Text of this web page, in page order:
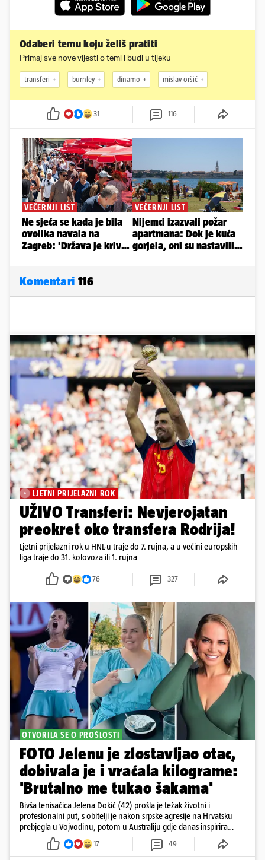
Odaberi temu koju želiš pratiti
Primaj sve nove vijesti o temi i budi u tijeku
transferi burnley dinamo mislav oršić
31 116
Komentari 116
LJETNI PRIJELAZNI ROK
UŽIVO Transferi: Nevjerojatan
preokret oko transfera Rodrija!
Ljetni prijelazni rok u HNL-u traje do 7. rujna, a u većini europskih
liga traje do 31. kolovoza ili 1. rujna
76 327
OTVORILA SE O PROŠLOSTI
FOTO Jelenu je zlostavljao otac,
dobivala je i vraćala kilograme:
'Brutalno me tukao šakama'
Bivša tenisačica Jelena Dokić (42) prošla je težak životni i
profesionalni put, s obitelji je nakon srpske agresije na Hrvatsku
prebjegla u Vojvodinu, potom u Australiju gdje danas inspirira
17 49